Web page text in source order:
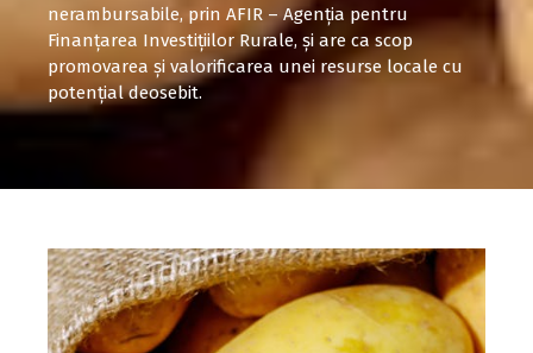
nerambursabile, prin AFIR – Agenția pentru
Finanțarea Investițiilor Rurale, și are ca scop
promovarea și valorificarea unei resurse locale cu
potențial deosebit.